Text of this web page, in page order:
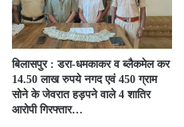
बिलासपुर : डरा-धमकाकर व ब्लैकमेल कर
14.50 लाख रुपये नगद एवं 450 ग्राम
सोने के जेवरात हड़पने वाले 4 शातिर
आरोपी गिरफ्तार…